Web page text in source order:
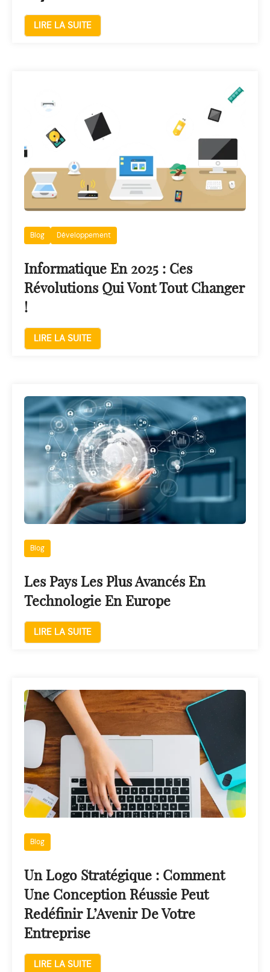
LIRE LA SUITE
Blog Développement
Informatique En 2025 : Ces
Révolutions Qui Vont Tout Changer
!
LIRE LA SUITE
Blog
Les Pays Les Plus Avancés En
Technologie En Europe
LIRE LA SUITE
Blog
Un Logo Stratégique : Comment
Une Conception Réussie Peut
Redéfinir L’Avenir De Votre
Entreprise
LIRE LA SUITE